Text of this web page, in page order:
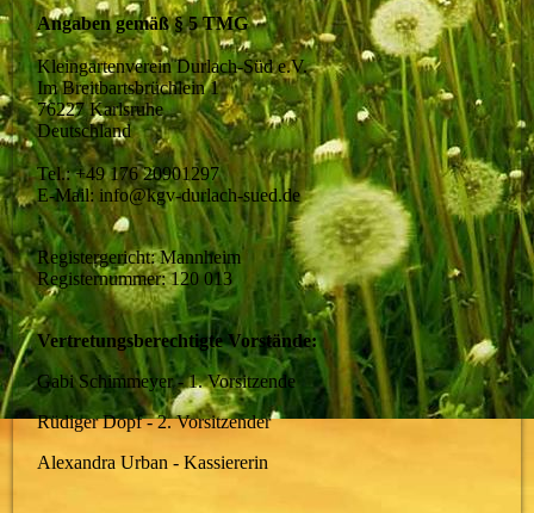
Angaben gemäß § 5 TMG
Kleingartenverein Durlach-Süd e.V.
Im Breitbartsbrüchlein 1
76227 Karlsruhe
Deutschland
Tel.: +49 176 20901297
E-Mail: info@kgv-durlach-sued.de
Registergericht: Mannheim
Registernummer: 120 013
Vertretungsberechtigte Vorstände:
Gabi Schimmeyer - 1. Vorsitzende
Rüdiger Dopf - 2. Vorsitzender
Alexandra Urban - Kassiererin